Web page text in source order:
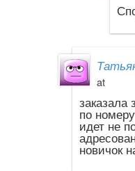
at
заказала
по
идет не
новичок